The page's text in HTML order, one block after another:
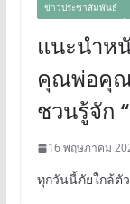
ข่าวประชาสัมพันธ์
แนะนำห
คุณพ่อคุณ
ชวนรู้จัก
16 พฤษภาคม
ทุกวันนี้ภัยใกล้ตัว